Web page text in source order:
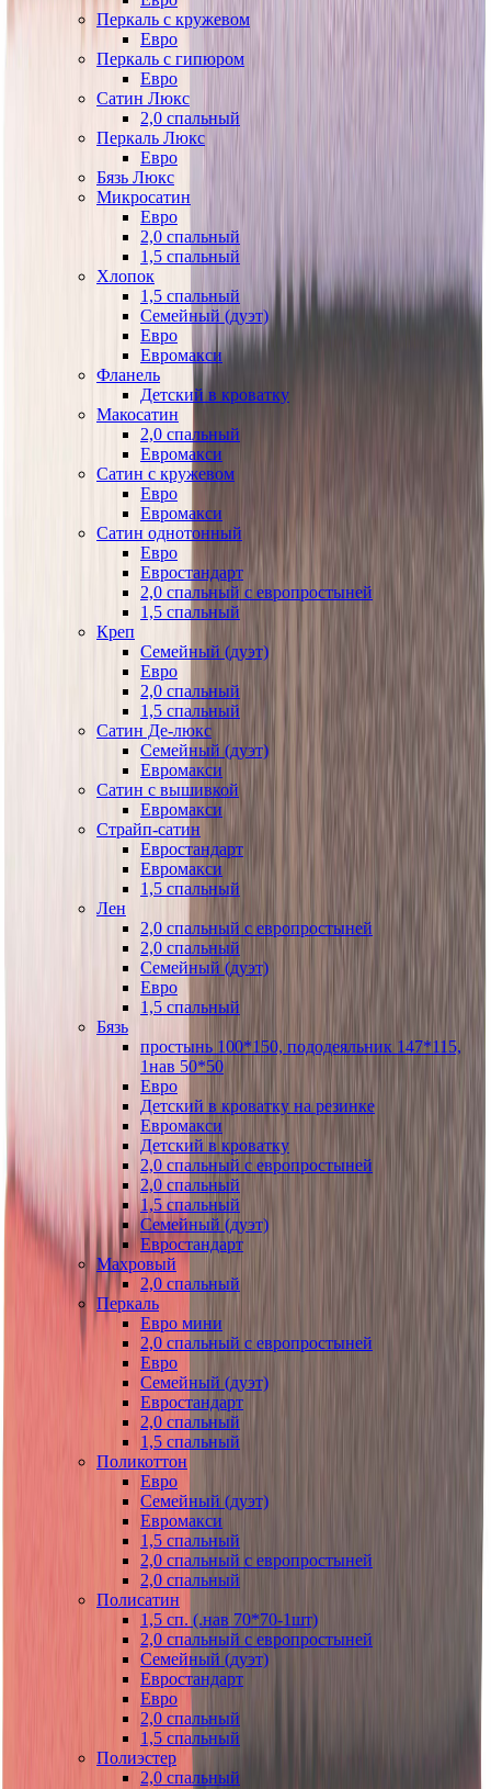
Перкаль с кружевом
Евро
Перкаль с гипюром
Евро
Сатин Люкс
2,0 спальный
Перкаль Люкс
Евро
Бязь Люкс
Микросатин
Евро
2,0 спальный
1,5 спальный
Хлопок
1,5 спальный
Семейный (дуэт)
Евро
Евромакси
Фланель
Детский в кроватку
Макосатин
2,0 спальный
Евромакси
Сатин с кружевом
Евро
Евромакси
Сатин однотонный
Евро
Евростандарт
2,0 спальный с европростыней
1,5 спальный
Креп
Семейный (дуэт)
Евро
2,0 спальный
1,5 спальный
Сатин Де-люкс
Семейный (дуэт)
Евромакси
Сатин с вышивкой
Евромакси
Страйп-сатин
Евростандарт
Евромакси
1,5 спальный
Лен
2,0 спальный с европростыней
2,0 спальный
Семейный (дуэт)
Евро
1,5 спальный
Бязь
простынь 100*150, пододеяльник 147*115,
1нав 50*50
Евро
Детский в кроватку на резинке
Евромакси
Детский в кроватку
2,0 спальный с европростыней
2,0 спальный
1,5 спальный
Семейный (дуэт)
Евростандарт
Махровый
2,0 спальный
Перкаль
Евро мини
2,0 спальный с европростыней
Евро
Семейный (дуэт)
Евростандарт
2,0 спальный
1,5 спальный
Поликоттон
Евро
Семейный (дуэт)
Евромакси
1,5 спальный
2,0 спальный с европростыней
2,0 спальный
Полисатин
1,5 сп. (.нав 70*70-1шт)
2,0 спальный с европростыней
Семейный (дуэт)
Евростандарт
Евро
2,0 спальный
1,5 спальный
Полиэстер
2,0 спальный